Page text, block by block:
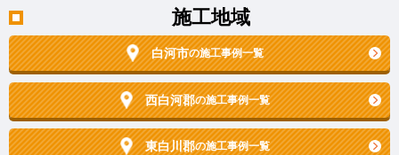
施工地域
白河市の施工事例一覧
西白河郡の施工事例一覧
東白川郡の施工事例一覧